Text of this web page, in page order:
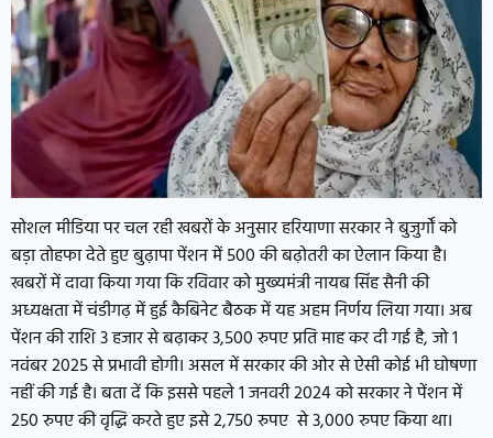
सोशल मीडिया पर चल रही खबरों के अनुसार हरियाणा सरकार ने बुजुर्गों को
बड़ा तोहफा देते हुए बुढ़ापा पेंशन में 500 की बढ़ोतरी का ऐलान किया है।
खबरों में दावा किया गया कि रविवार को मुख्यमंत्री नायब सिंह सैनी की
अध्यक्षता में चंडीगढ़ में हुई कैबिनेट बैठक में यह अहम निर्णय लिया गया। अब
पेंशन की राशि 3 हजार से बढ़ाकर 3,500 रुपए प्रति माह कर दी गई है, जो 1
नवंबर 2025 से प्रभावी होगी। असल में सरकार की ओर से ऐसी कोई भी घोषणा
नहीं की गई है। बता दें कि इससे पहले 1 जनवरी 2024 को सरकार ने पेंशन में
250 रुपए की वृद्धि करते हुए इसे 2,750 रुपए से 3,000 रुपए किया था।